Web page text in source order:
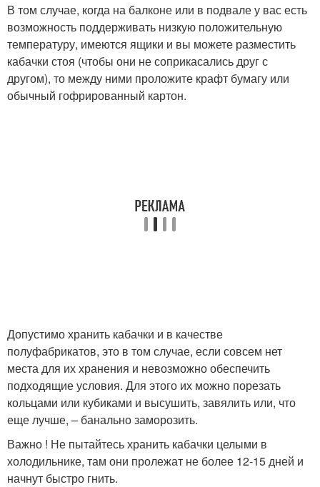
В том случае, когда на балконе или в подвале у вас есть
возможность поддерживать низкую положительную
температуру, имеются ящики и вы можете разместить
кабачки стоя (чтобы они не соприкасались друг с
другом), то между ними проложите крафт бумагу или
обычный гофрированный картон.
Допустимо хранить кабачки и в качестве
полуфабрикатов, это в том случае, если совсем нет
места для их хранения и невозможно обеспечить
подходящие условия. Для этого их можно порезать
кольцами или кубиками и высушить, завялить или, что
еще лучше, – банально заморозить.
Важно ! Не пытайтесь хранить кабачки целыми в
холодильнике, там они пролежат не более 12-15 дней и
начнут быстро гнить.